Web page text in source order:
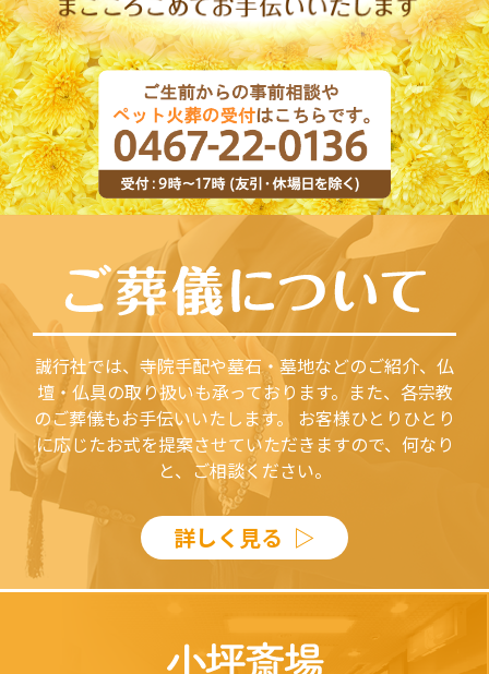
誠行社では、寺院手配や墓石・墓地などのご紹介、仏
壇・仏具の取り扱いも承っております。また、各宗教
のご葬儀もお手伝いいたします。
お客様ひとりひとり
に応じたお式を提案させていただきますので、何なり
と、ご相談ください。
詳しく見る